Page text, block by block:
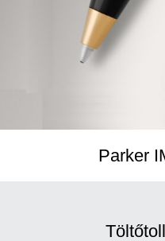
Parker
Töltőtoll